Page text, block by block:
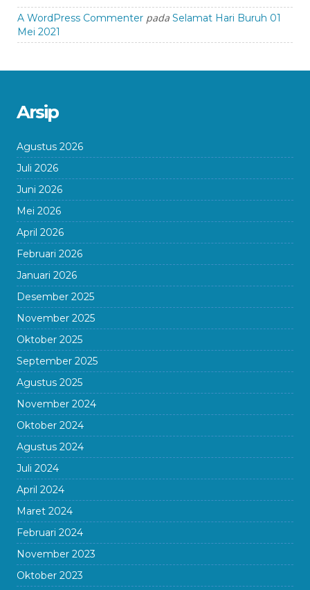
A WordPress Commenter pada Selamat Hari Buruh 01
Mei 2021
Arsip
Agustus 2026
Juli 2026
Juni 2026
Mei 2026
April 2026
Februari 2026
Januari 2026
Desember 2025
November 2025
Oktober 2025
September 2025
Agustus 2025
November 2024
Oktober 2024
Agustus 2024
Juli 2024
April 2024
Maret 2024
Februari 2024
November 2023
Oktober 2023